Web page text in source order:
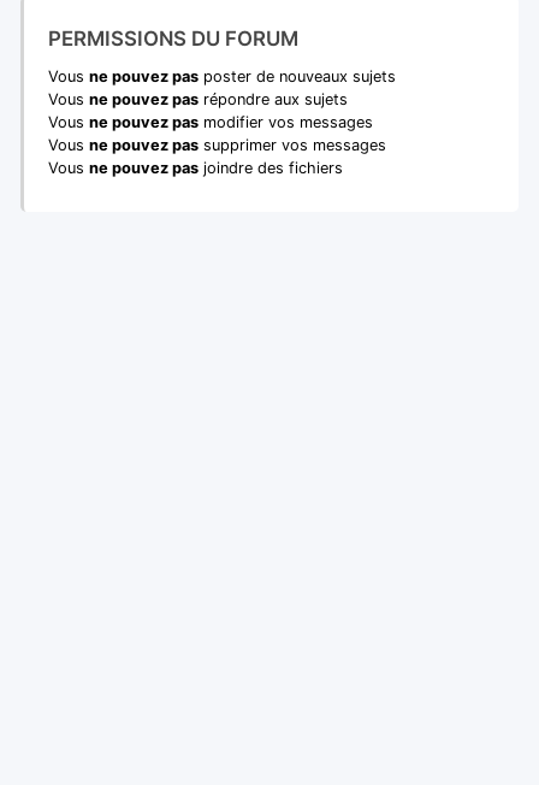
PERMISSIONS DU FORUM
Vous ne pouvez pas poster de nouveaux sujets
Vous ne pouvez pas répondre aux sujets
Vous ne pouvez pas modifier vos messages
Vous ne pouvez pas supprimer vos messages
Vous ne pouvez pas joindre des fichiers